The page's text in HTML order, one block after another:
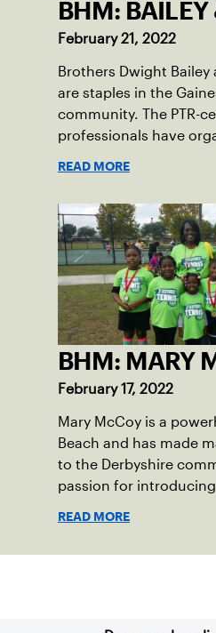
BHM: BAILEY
February 21, 2022
Brothers Dwight Bailey
are staples in the
community. The PTR-
professionals have
years.
READ MORE
BHM: MARY
February 17, 2022
Mary McCoy is a
Beach and has made
to the Derbyshire
passion for
READ MORE